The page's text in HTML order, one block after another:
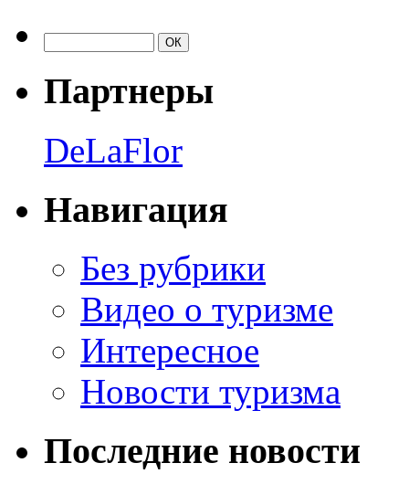
Партнеры
DeLaFlor
Навигация
Без рубрики
Видео о туризме
Интересное
Новости туризма
Последние новости